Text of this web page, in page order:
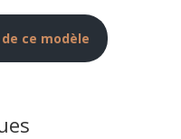
ce modèle